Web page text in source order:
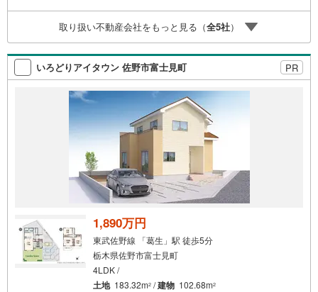
実に努めさせて頂きます。住宅情報館にお越し頂けたら、
物件のご紹介だけではなく、お住まいの疑問、不安、お家
の事ならなんでもご相談いただけます。お客様の要望をお
伺いしながら誠心誠意、全力でサポートさせて頂きます。
お客様一人一人に合わせたライフプランのご提案をさせて
取り扱い不動産会社をもっと見る（全5社）
いろどりアイタウン 佐野市富士見町 PR
1,890万円
東武佐野線 「葛生」駅 徒歩5分
栃木県佐野市富士見町
4LDK /
土地 183.32m2 /建物 102.68m2